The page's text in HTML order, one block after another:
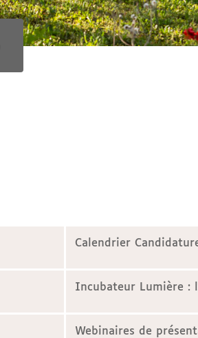
Calendrier
Incubateur Lumière :
Webinaires de